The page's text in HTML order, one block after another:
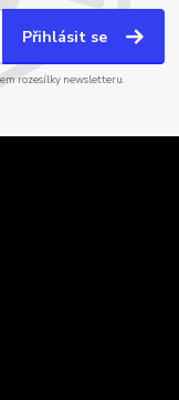
Přihlásit se
rozesílky newsletteru.